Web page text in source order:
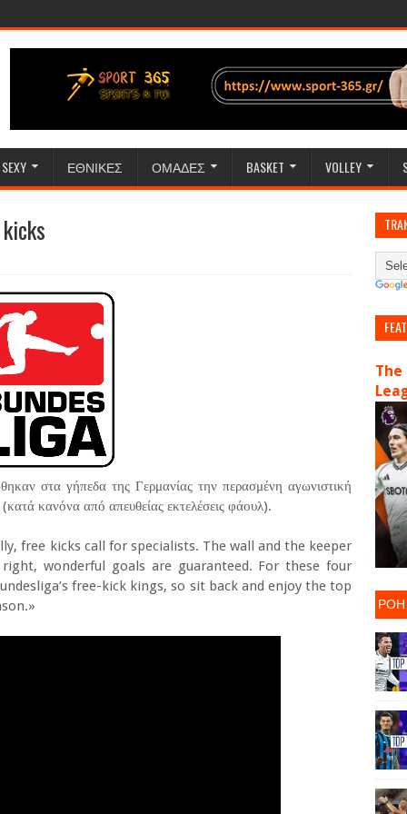
SEXY ΕΘΝΙΚΕΣ ΟΜΑΔΕΣ BASKET VOLLEY
στα γήπεδα της Γερμανίας την περασμένη αγωνιστική
κανόνα από απευθείας εκτελέσεις φάουλ).
free kicks call for specialists. The wall and the keeper
wonderful goals are guaranteed. For these four
free-kick kings, so sit back and enjoy the top
The
ΡΟΗ